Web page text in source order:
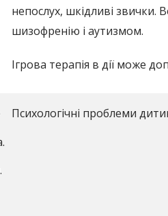
непослух, шкідливі звички.
шизофренію і аутизмом.
Ігрова терапія в дії може
Психологічні проблеми